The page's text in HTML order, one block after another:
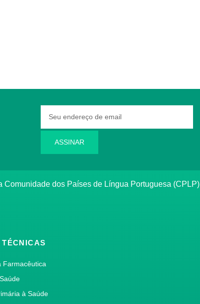
ASSINAR
Comunidade dos Países de Língua Portuguesa (CPLP)
Farmacêutica
à Saúde